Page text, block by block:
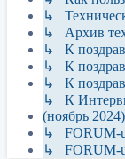
↳
↳ Архив
↳ К
↳ К
↳ К
↳ К
(ноябрь
↳ FORUM-
↳ FORUM-